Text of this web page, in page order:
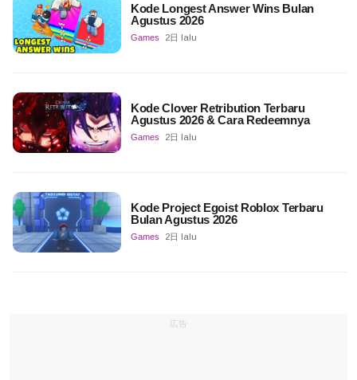
Kode Longest Answer Wins Bulan
Agustus 2026
Games 2日 lalu
Kode Clover Retribution Terbaru
Agustus 2026 & Cara Redeemnya
Games 2日 lalu
Kode Project Egoist Roblox Terbaru
Bulan Agustus 2026
Games 2日 lalu
広告